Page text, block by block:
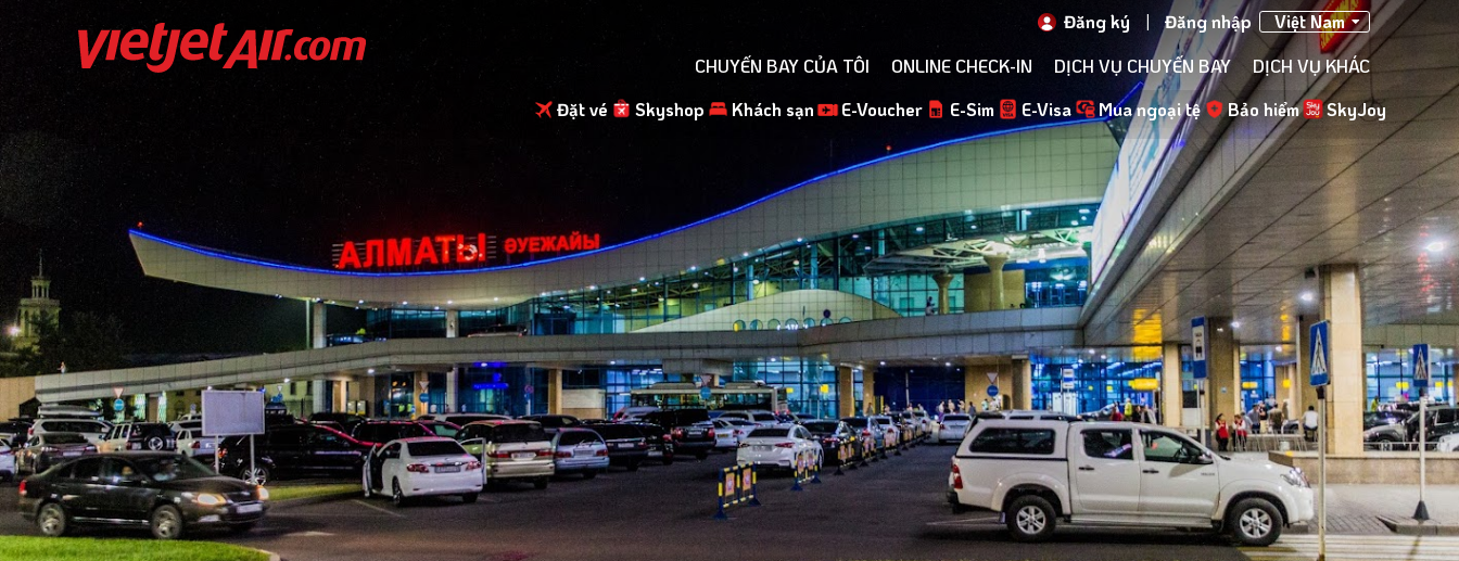
Đăng ký | Đăng nhập
Việt Nam
CHUYẾN BAY CỦA TÔI
ONLINE CHECK-IN DỊCH VỤ CHUYẾN BAY
DỊCH VỤ KHÁC
Đặt vé
Skyshop Khách sạn E-Voucher E-Sim E-Visa Mua ngoại tệ Bảo hiểm SkyJoy